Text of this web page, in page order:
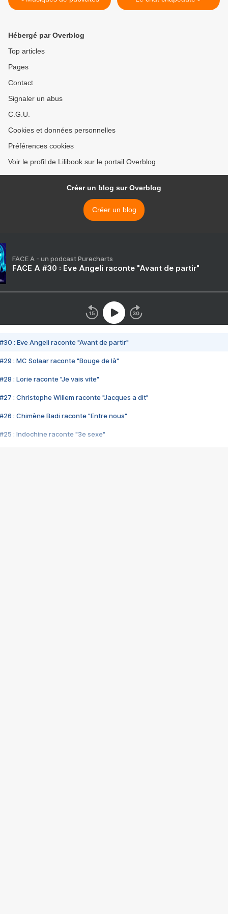
Hébergé par Overblog
Top articles
Pages
Contact
Signaler un abus
C.G.U.
Cookies et données personnelles
Préférences cookies
Voir le profil de Lilibook sur le portail Overblog
Créer un blog sur Overblog
Créer un blog
FACE A - un podcast Purecharts
FACE A #30 : Eve Angeli raconte "Avant de partir"
#30 : Eve Angeli raconte "Avant de partir"
#29 : MC Solaar raconte "Bouge de là"
#28 : Lorie raconte "Je vais vite"
#27 : Christophe Willem raconte "Jacques a dit"
#26 : Chimène Badi raconte "Entre nous"
#25 : Indochine raconte "3e sexe"